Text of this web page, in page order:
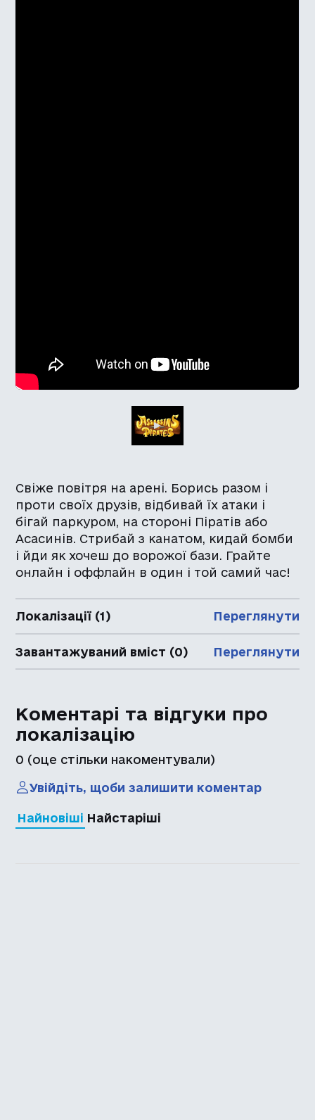
Свіже повітря на арені. Борись разом і
проти своїх друзів, відбивай їх атаки і
бігай паркуром, на стороні Піратів або
Асасинів. Стрибай з канатом, кидай бомби
і йди як хочеш до ворожої бази. Грайте
онлайн і оффлайн в один і той самий час!
Локалізації (1) Переглянути
Завантажуваний вміст (0) Переглянути
Коментарі та відгуки про
локалізацію
0 (оце стільки накоментували)
Увійдіть, щоби залишити коментар
Найновіші Найстаріші